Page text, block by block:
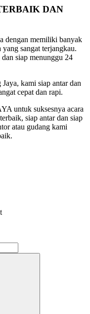
DAN
dengan memiliki banyak
sangat terjangkau.
siap menunggu 24
kami siap antar dan
cepat dan rapi.
untuk suksesnya acara
siap antar dan siap
atau gudang kami